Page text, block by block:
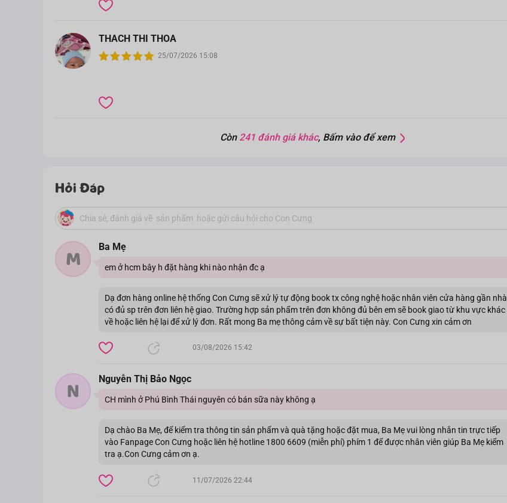
THACH THI THOA
25/07/2026 15:08
Còn 241 đánh giá khác, Bấm vào để xem
Hỏi Đáp
M
Ba Mẹ
em ở hcm bây h đặt hàng khi nào nhận đc ạ
Dạ đơn hàng online hệ thống Con Cưng sẽ xử lý tự động book tx công nghệ hoặc nhân viên cửa hàng gần nhà
có đủ sp trên đơn liên hệ giao. Trường hợp sản phẩm trên đơn không đủ bên em sẽ book giao từ khu vực khác
về hoặc liên hệ lại để xử lý đơn. Rất mong Ba mẹ thông cảm về sự bất tiện này. Con Cưng xin cảm ơn
03/08/2026 15:42
N
Nguyễn Thị Bảo Ngọc
CH mình ở Phú Bình Thái nguyên có bán sữa này không ạ
Dạ chào Ba Mẹ, để kiểm tra thông tin sản phẩm và quà tặng hoặc đặt mua, Ba Mẹ vui lòng nhắn tin trực tiếp
vào Fanpage Con Cưng hoặc liên hệ hotline 1800 6609 (miễn phí) phím 1 để được nhân viên giúp Ba Mẹ kiểm
tra ạ.Con Cưng cảm ơn ạ.
11/07/2026 22:44